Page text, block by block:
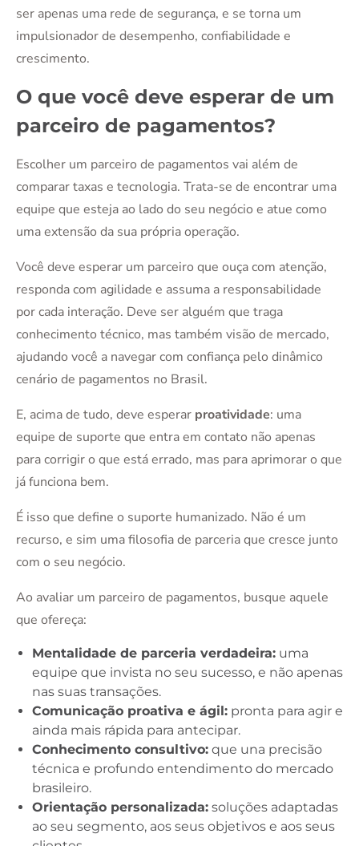
ser apenas uma rede de segurança, e se torna um
impulsionador de desempenho, confiabilidade e
crescimento.
O que você deve esperar de um
parceiro de pagamentos?
Escolher um parceiro de pagamentos vai além de
comparar taxas e tecnologia. Trata-se de encontrar uma
equipe que esteja ao lado do seu negócio e atue como
uma extensão da sua própria operação.
Você deve esperar um parceiro que ouça com atenção,
responda com agilidade e assuma a responsabilidade
por cada interação. Deve ser alguém que traga
conhecimento técnico, mas também visão de mercado,
ajudando você a navegar com confiança pelo dinâmico
cenário de pagamentos no Brasil.
E, acima de tudo, deve esperar proatividade: uma
equipe de suporte que entra em contato não apenas
para corrigir o que está errado, mas para aprimorar o que
já funciona bem.
É isso que define o suporte humanizado. Não é um
recurso, e sim uma filosofia de parceria que cresce junto
com o seu negócio.
Ao avaliar um parceiro de pagamentos, busque aquele
que ofereça:
Mentalidade de parceria verdadeira: uma
equipe que invista no seu sucesso, e não apenas
nas suas transações.
Comunicação proativa e ágil: pronta para agir e
ainda mais rápida para antecipar.
Conhecimento consultivo: que una precisão
técnica e profundo entendimento do mercado
brasileiro.
Orientação personalizada: soluções adaptadas
ao seu segmento, aos seus objetivos e aos seus